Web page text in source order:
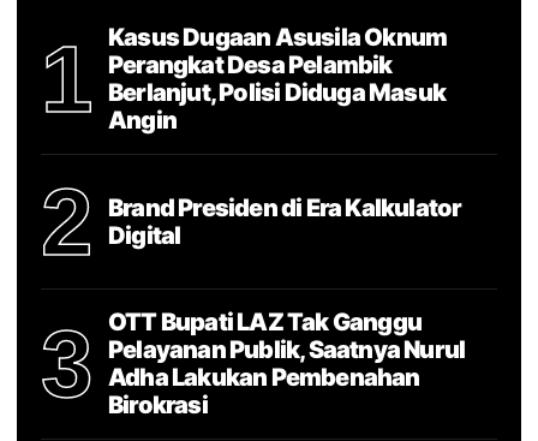
1
Kasus Dugaan Asusila Oknum
Perangkat Desa Pelambik
Berlanjut, Polisi Diduga Masuk
Angin
2
Brand Presiden di Era Kalkulator
Digital
3
OTT Bupati LAZ Tak Ganggu
Pelayanan Publik, Saatnya Nurul
Adha Lakukan Pembenahan
Birokrasi